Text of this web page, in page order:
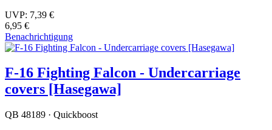
UVP: 7,39 €
6,95 €
Benachrichtigung
F-16 Fighting Falcon - Undercarriage
covers [Hasegawa]
QB 48189 · Quickboost